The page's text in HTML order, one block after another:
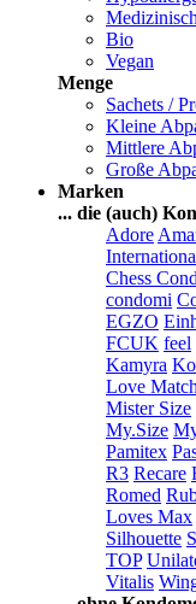
Medizinisch
Bio
Vegan
Menge
Sachets /
Kleine
Mittlere
Große
Marken
... die (auch)
Adore
Chess
condomi
EGZO
FCUK feel
Kamyra
Love Match
Mister Size
My.Size
Pamitex
R3 Recare
Romed
Loves Max
Silhouette
TOP
Vitalis